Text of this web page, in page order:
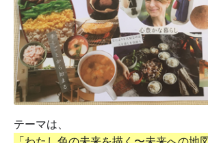
テーマは、